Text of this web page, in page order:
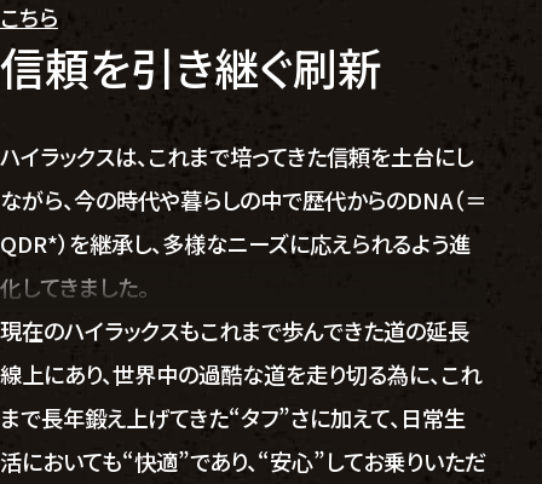
こちら
信頼を引き継ぐ刷新
ハイラックスは、これまで培ってきた信頼を土台にし
ながら、今の時代や暮らしの中で歴代からのDNA（＝
QDR*）を継承し、多様なニーズに応えられるよう進
化してきました。
現在のハイラックスもこれまで歩んできた道の延長
線上にあり、世界中の過酷な道を走り切る為に、これ
まで長年鍛え上げてきた“タフ”さに加えて、日常生
活においても“快適”であり、“安心”してお乗りいただ